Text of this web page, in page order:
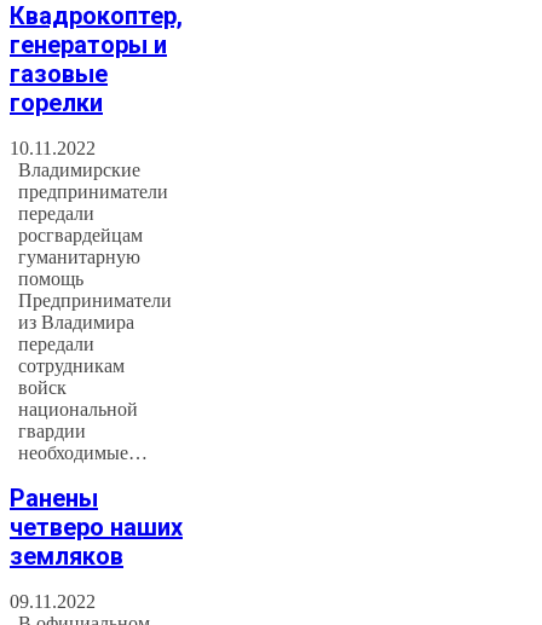
Квадрокоптер,
генераторы и
газовые
горелки
10.11.2022
Владимирские
предприниматели
передали
росгвардейцам
гуманитарную
помощь
Предприниматели
из Владимира
передали
сотрудникам
войск
национальной
гвардии
необходимые…
Ранены
четверо наших
земляков
09.11.2022